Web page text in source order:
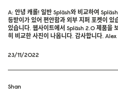
A: 안녕 캐롤! 일반 Spläsh와 비교하여
등받이가 있어 편안함과 외부 지퍼 포켓이 있
있습니다. 웹사이트에서 Spläsh 2.0 제품을
히 비교한 사진이 나옵니다. 감사합니다.
23/11/2022
Shan